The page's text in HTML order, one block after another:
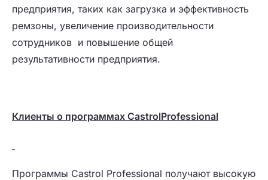
предприятия, таких как загрузка и эффективность
ремзоны, увеличение производительности
сотрудников и повышение общей
результативности предприятия.
Клиенты о программах CastrolProfessional
Программы Castrol Professional получают высокую